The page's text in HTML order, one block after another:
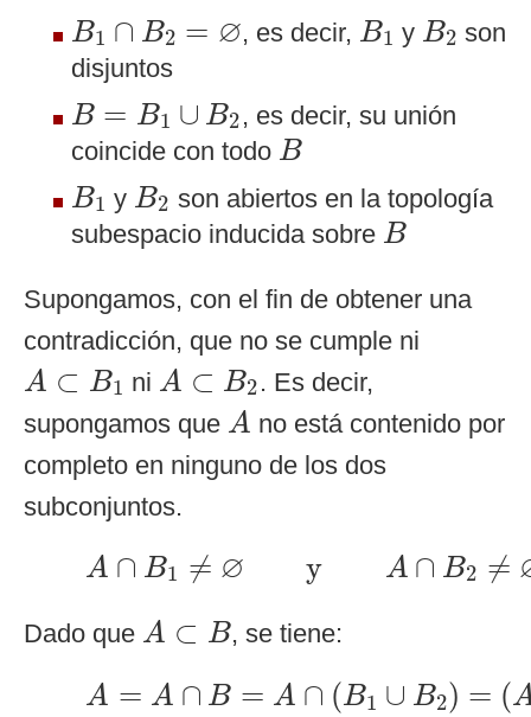
B1 ∩ B2 = ∅
B1 ∩B2 , es decir, B1
B1 y B2
B2
son
disjuntos
B = B1 ∪ B2
B= 1∪ B 2
, es decir, su unión
coincide con todo B
B
B1
B1 y B2
B2
son abiertos en la topología
subespacio inducida sobre B
B
Supongamos, con el fin de obtener una
contradicción, que no se cumple ni
A ⊂ B1
A ⊂B 1 ni A ⊂ B2
A ⊂B 2
. Es decir,
supongamos que A
A no está contenido por
completo en ninguno de los dos
subconjuntos.
A ∩ B1 ≠ ∅ y A ∩ B2 ≠
A∩B 2≠∅
Dado que A ⊂ B
A ⊂B , se tiene:
A = A ∩ B = A ∩ (B1 ∪ B2) = (
A= A∩ =A∩ (B1 ∪ B2) = ∩